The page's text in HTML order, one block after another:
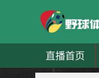
直播首页